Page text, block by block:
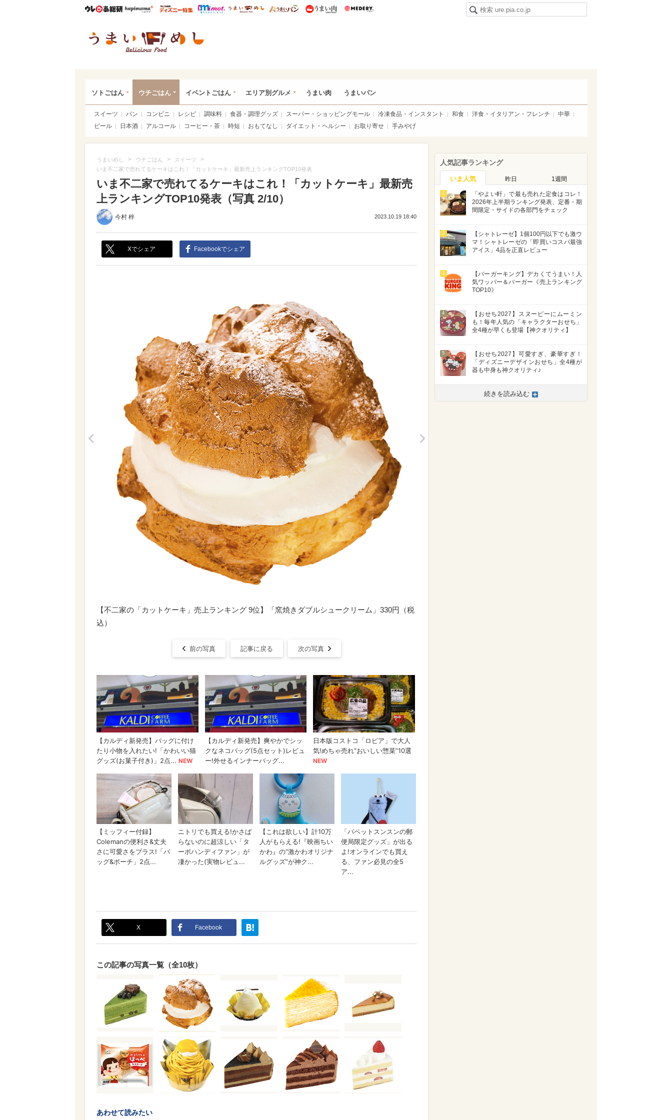
ウレぴあ総研ハピママ* ウレぴあ総研 ディズニー特集
mimot. うまいめし うまいパン うまい肉
ソトごはん ウチごはん イベントごはん エリア別グルメ うまい肉 うまいパン
スイーツ パン コンビニ レシピ 調味料 食器・調理グッズ スーパー・ショッピングモール 冷凍食品・インスタント 和食 洋食・イタリアン・フレンチ
中華
ビール
日本酒 アルコール コーヒー・茶 時短 おもてなし ダイエット・ヘルシー お取り寄せ 手みやげ
うまいめし > ウチごはん > スイーツ >
いま不二家で売れてるケーキはこれ！「カットケーキ」最新売上ランキングTOP10発表
いま不二家で売れてるケーキはこれ！「カットケーキ」最新売
上ランキングTOP10発表（写真 2/10）
今村 梓 2023.10.19 18:40
Xでシェア Facebookでシェア
【不二家の「カットケーキ」売上ランキング 9位】「窯焼きダブルシュークリーム」330円（税
込）
前の写真 記事に戻る 次の写真
X Facebook
この記事の写真一覧（全10枚）
あわせて読みたい
人気記事ランキング
いま人気 昨日 1週間
1
「やよい軒」で最も売れた定食はコレ！
2026年上半期ランキング発表、定番・期
間限定・サイドの各部門をチェック
2
【シャトレーゼ】1個100円以下でも激ウ
マ！シャトレーゼの「即買いコスパ最強
アイス」4品を正直レビュー
3
【バーガーキング】デカくてうまい！人
気ワッパー＆バーガー《売上ランキング
TOP10》
4
【おせち2027】スヌーピーにムーミン
も！毎年人気の「キャラクターおせち」
全4種が早くも登場【神クオリティ】
5
【おせち2027】可愛すぎ、豪華すぎ！
「ディズニーデザインおせち」全4種が
器も中身も神クオリティ♪
続きを読み込む